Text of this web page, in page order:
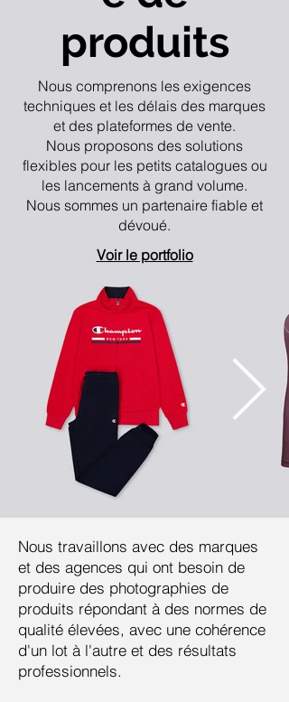
produits
Nous comprenons les exigences
techniques et les délais des marques
et des plateformes de vente.
Nous proposons des solutions
flexibles pour les petits catalogues ou
les lancements à grand volume.
Nous sommes un partenaire fiable et
dévoué.
Voir le portfolio
Nous travaillons avec des marques
et des agences qui ont besoin de
produire des photographies de
produits répondant à des normes de
qualité élevées, avec une cohérence
d'un lot à l'autre et des résultats
professionnels.